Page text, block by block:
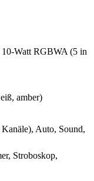
10-Watt RGBWA (5 in
amber)
Auto, Sound,
Stroboskop,